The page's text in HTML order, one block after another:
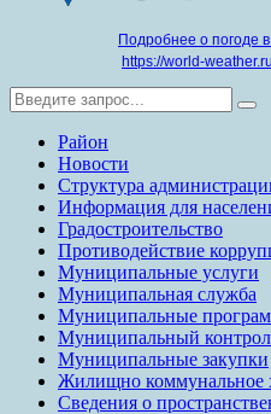
Подробнее о погоде
https://world-
Район
Новости
Структура
Информация для
Градостроительство
Противодействие
Муниципальные услуги
Муниципальная служба
Муниципальные
Муниципальный
Муниципальные закупки
Жилищно коммунальное
Сведения о